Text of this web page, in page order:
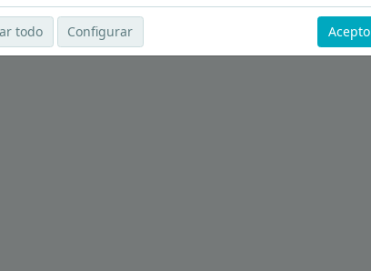
todo Configurar Acepto